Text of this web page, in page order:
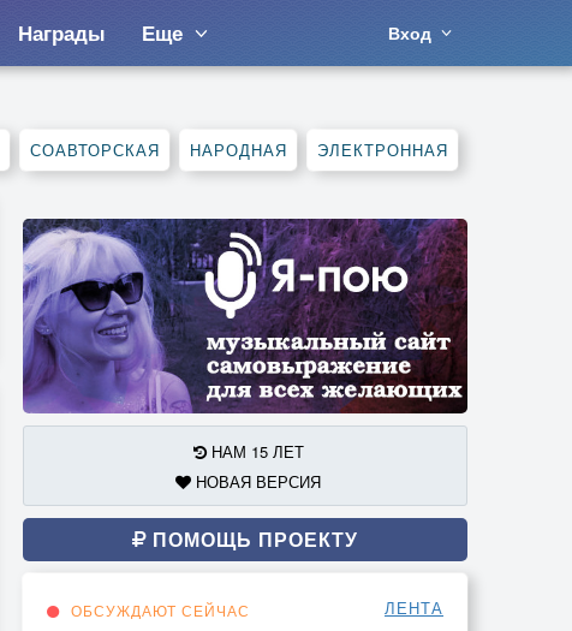
Награды Еще Вход
СОАВТОРСКАЯ НАРОДНАЯ ЭЛЕКТРОННАЯ
НАМ 15 ЛЕТ
НОВАЯ ВЕРСИЯ
ПОМОЩЬ ПРОЕКТУ
ОБСУЖДАЮТ СЕЙЧАС ЛЕНТА